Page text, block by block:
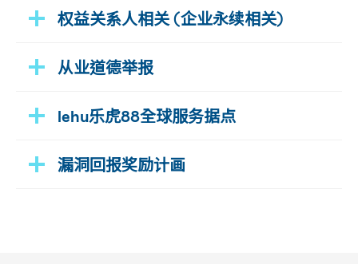
权益关系人相关 (企业永续相关)
从业道德举报
lehu乐虎88全球服务据点
漏洞回报奖励计画